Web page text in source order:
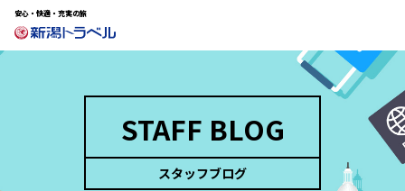
安心・快適・充実の旅
STAFF BLOG
スタッフブログ